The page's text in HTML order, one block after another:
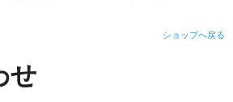
ショップへ戻る
せ